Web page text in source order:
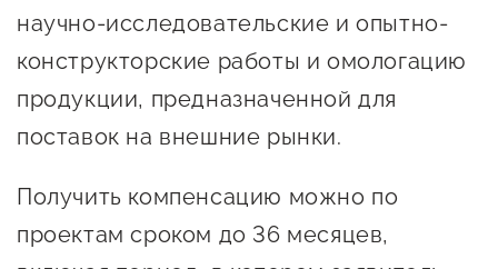
Меры поддержки
поддержки
Консультационная поддержка
Образовательная поддержка
научно-исследовательские и опытно-
конструкторские работы и омологацию
продукции, предназначенной для
поставок на внешние рынки.
Получить компенсацию можно по
проектам сроком до 36 месяцев,